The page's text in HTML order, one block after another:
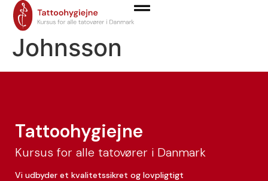
Lisa Saowalak
Johnsson
Tattoohygiejne
Kursus for alle tatovører i Danmark
Vi udbyder et kvalitetssikret og lovpligtigt